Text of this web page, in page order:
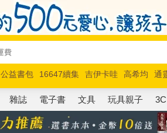
公益書包 16647續集 吉伊卡哇 高希均
通
馬斯克 玩具總動員5 超慢跑
雜誌 電子書 文具 玩具親子